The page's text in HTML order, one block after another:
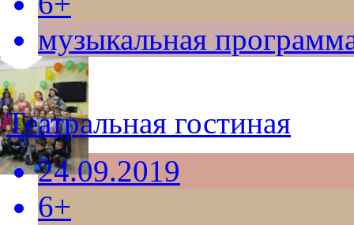
музыкальная
Театральная гостиная
24.09.2019
6+